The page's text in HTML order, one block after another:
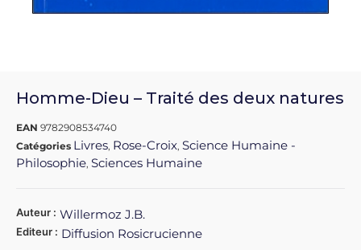
Homme-Dieu – Traité des deux natures
EAN 9782908534740
Catégories Livres, Rose-Croix, Science Humaine -
Philosophie, Sciences Humaine
Auteur : Willermoz J.B.
Editeur : Diffusion Rosicrucienne